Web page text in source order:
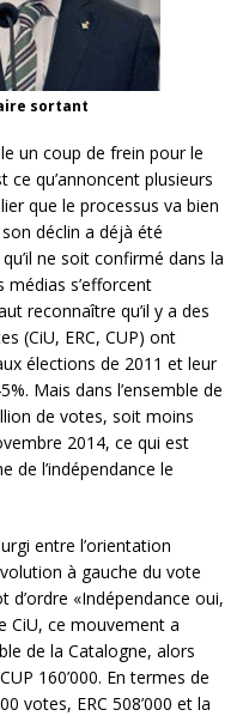
sortant
un coup de frein pour le
ce qu’annoncent plusieurs
que le processus va bien
déclin a déjà été
ne soit confirmé dans la
médias s’efforcent
reconnaître qu’il y a des
(CiU, ERC, CUP) ont
élections de 2011 et leur
Mais dans l’ensemble de
de votes, soit moins
2014, ce qui est
de l’indépendance le
entre l’orientation
à gauche du vote
«Indépendance oui,
CiU, ce mouvement a
de la Catalogne, alors
160’000. En termes de
votes, ERC 508’000 et la